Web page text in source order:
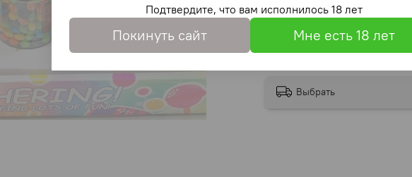
Выбрать
Подтвердите, что вам исполнилось 18 лет
Покинуть сайт Мне есть 18 лет